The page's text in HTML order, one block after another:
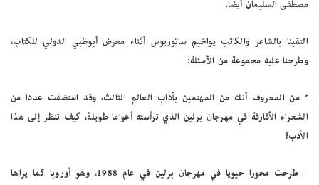
مصطفى السليمان أيضا.
التقينا بالشاعر والكاتب يواخيم ساتوريوس أثناء معرض أبوظبي الدولي للكتاب،
وطرحنا عليه مجموعة من الأسئلة:
* من المعروف أنك من المهتمين بآداب العالم الثالث، وقد استضفت عددا من
الشعراء الأفارقة في مهرجان برلين الذي ترأسته أعواما طويلة، كيف تنظر إلى هذا
الأدب؟
– طرحت محورا حيويا في مهرجان برلين في عام 1988، وهو أوروبا كما يراها